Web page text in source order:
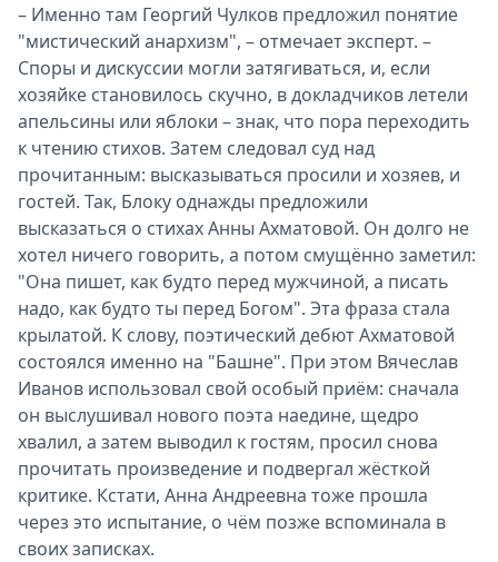
– Именно там Георгий Чулков предложил понятие
"мистический анархизм", – отмечает эксперт. –
Споры и дискуссии могли затягиваться, и, если
хозяйке становилось скучно, в докладчиков летели
апельсины или яблоки – знак, что пора переходить
к чтению стихов. Затем следовал суд над
прочитанным: высказываться просили и хозяев, и
гостей. Так, Блоку однажды предложили
высказаться о стихах Анны Ахматовой. Он долго не
хотел ничего говорить, а потом смущённо заметил:
"Она пишет, как будто перед мужчиной, а писать
надо, как будто ты перед Богом". Эта фраза стала
крылатой. К слову, поэтический дебют Ахматовой
состоялся именно на "Башне". При этом Вячеслав
Иванов использовал свой особый приём: сначала
он выслушивал нового поэта наедине, щедро
хвалил, а затем выводил к гостям, просил снова
прочитать произведение и подвергал жёсткой
критике. Кстати, Анна Андреевна тоже прошла
через это испытание, о чём позже вспоминала в
своих записках.